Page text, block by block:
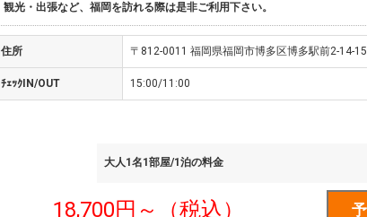
観光・出張など、福岡を訪れる際は是非ご利用下さい。
住所 〒812-0011 福岡県福岡市博多区博多駅前2-14-15
ﾁｪｯｸIN/OUT 15:00/11:00
大人1名1部屋/1泊の料金
18,700円～（税込）